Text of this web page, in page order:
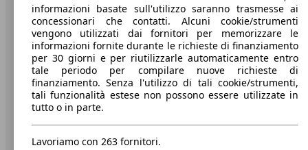
A proposito di AutoScout24
Stampa
Media
Condizioni generali
Informazioni
Privacy
Dichiarazione di Accessibilità
informazioni basate sull'utilizzo saranno trasmesse ai
concessionari che contatti. Alcuni cookie/strumenti
vengono utilizzati dai fornitori per memorizzare le
informazioni fornite durante le richieste di finanziamento
per 30 giorni e per riutilizzarle automaticamente entro
tale periodo per compilare nuove richieste di
finanziamento. Senza l'utilizzo di tali cookie/strumenti,
tali funzionalità estese non possono essere utilizzate in
tutto o in parte.
Lavoriamo con 263 fornitori.